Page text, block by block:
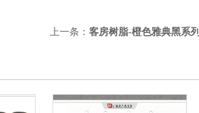
上一条： 客房树脂-橙色雅典黑系列